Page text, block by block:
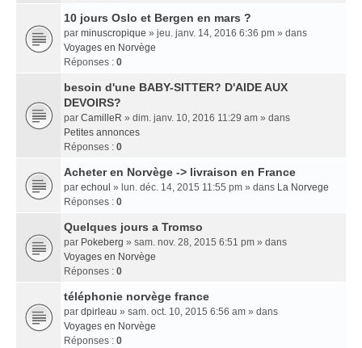
10 jours Oslo et Bergen en mars ?
par minuscropique » jeu. janv. 14, 2016 6:36 pm » dans
Voyages en Norvège
Réponses : 0
besoin d'une BABY-SITTER? D'AIDE AUX
DEVOIRS?
par CamilleR » dim. janv. 10, 2016 11:29 am » dans
Petites annonces
Réponses : 0
Acheter en Norvège -> livraison en France
par echoul » lun. déc. 14, 2015 11:55 pm » dans La Norvege
Réponses : 0
Quelques jours a Tromso
par Pokeberg » sam. nov. 28, 2015 6:51 pm » dans
Voyages en Norvège
Réponses : 0
téléphonie norvège france
par dpirleau » sam. oct. 10, 2015 6:56 am » dans
Voyages en Norvège
Réponses : 0